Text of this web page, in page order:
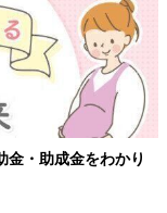
・助成金をわかり